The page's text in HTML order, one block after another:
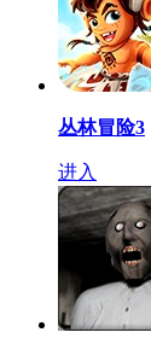
丛林冒险3
进入